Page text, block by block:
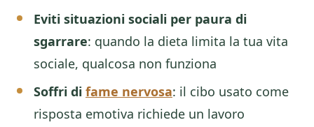
Eviti situazioni sociali per paura di
sgarrare: quando la dieta limita la tua vita
sociale, qualcosa non funziona
Soffri di fame nervosa: il cibo usato come
risposta emotiva richiede un lavoro